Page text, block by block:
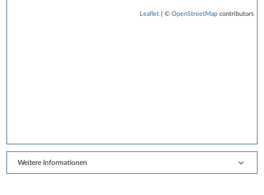
Leaflet| © OpenStreetMapcontributors
Weitere Informationen